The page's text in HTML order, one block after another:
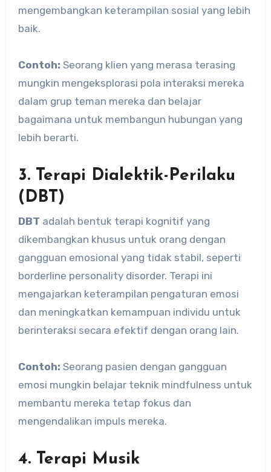
mengembangkan keterampilan sosial yang lebih
baik.
Contoh: Seorang klien yang merasa terasing
mungkin mengeksplorasi pola interaksi mereka
dalam grup teman mereka dan belajar
bagaimana untuk membangun hubungan yang
lebih berarti.
3. Terapi Dialektik-Perilaku
(DBT)
DBT adalah bentuk terapi kognitif yang
dikembangkan khusus untuk orang dengan
gangguan emosional yang tidak stabil, seperti
borderline personality disorder. Terapi ini
mengajarkan keterampilan pengaturan emosi
dan meningkatkan kemampuan individu untuk
berinteraksi secara efektif dengan orang lain.
Contoh: Seorang pasien dengan gangguan
emosi mungkin belajar teknik mindfulness untuk
membantu mereka tetap fokus dan
mengendalikan impuls mereka.
4. Terapi Musik